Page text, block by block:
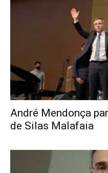
André Mendonça
de Silas Malafaia